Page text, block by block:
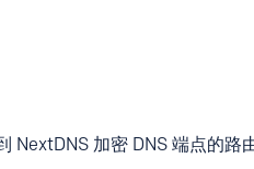
NextDNS 加密 DNS 端点的路